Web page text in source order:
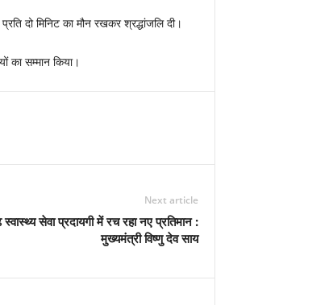
दो मिनिट का मौन रखकर श्रद्धांजलि दी।
का सम्मान किया।
Next article
सेवा प्रदायगी में रच रहा नए प्रतिमान :
मुख्यमंत्री विष्णु देव साय